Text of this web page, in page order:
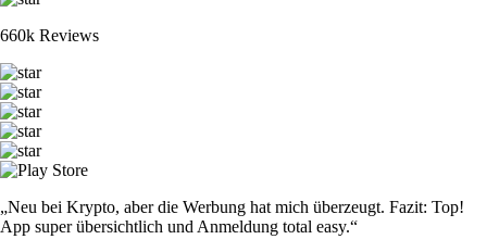
660k Reviews
„Neu bei Krypto, aber die Werbung hat mich überzeugt. Fazit: Top!
App super übersichtlich und Anmeldung total easy.“